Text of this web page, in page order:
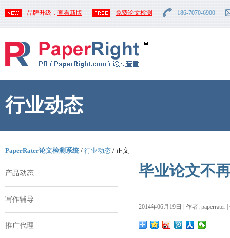
品牌升级， 查看新版 免费论文检测 186-7070-6900
行业动态
PaperRater论文检测系统/ 行业动态 / 正文
产品动态
写作辅导
推广代理
毕业论文不
2014年06月19日 | 作者: paperrater